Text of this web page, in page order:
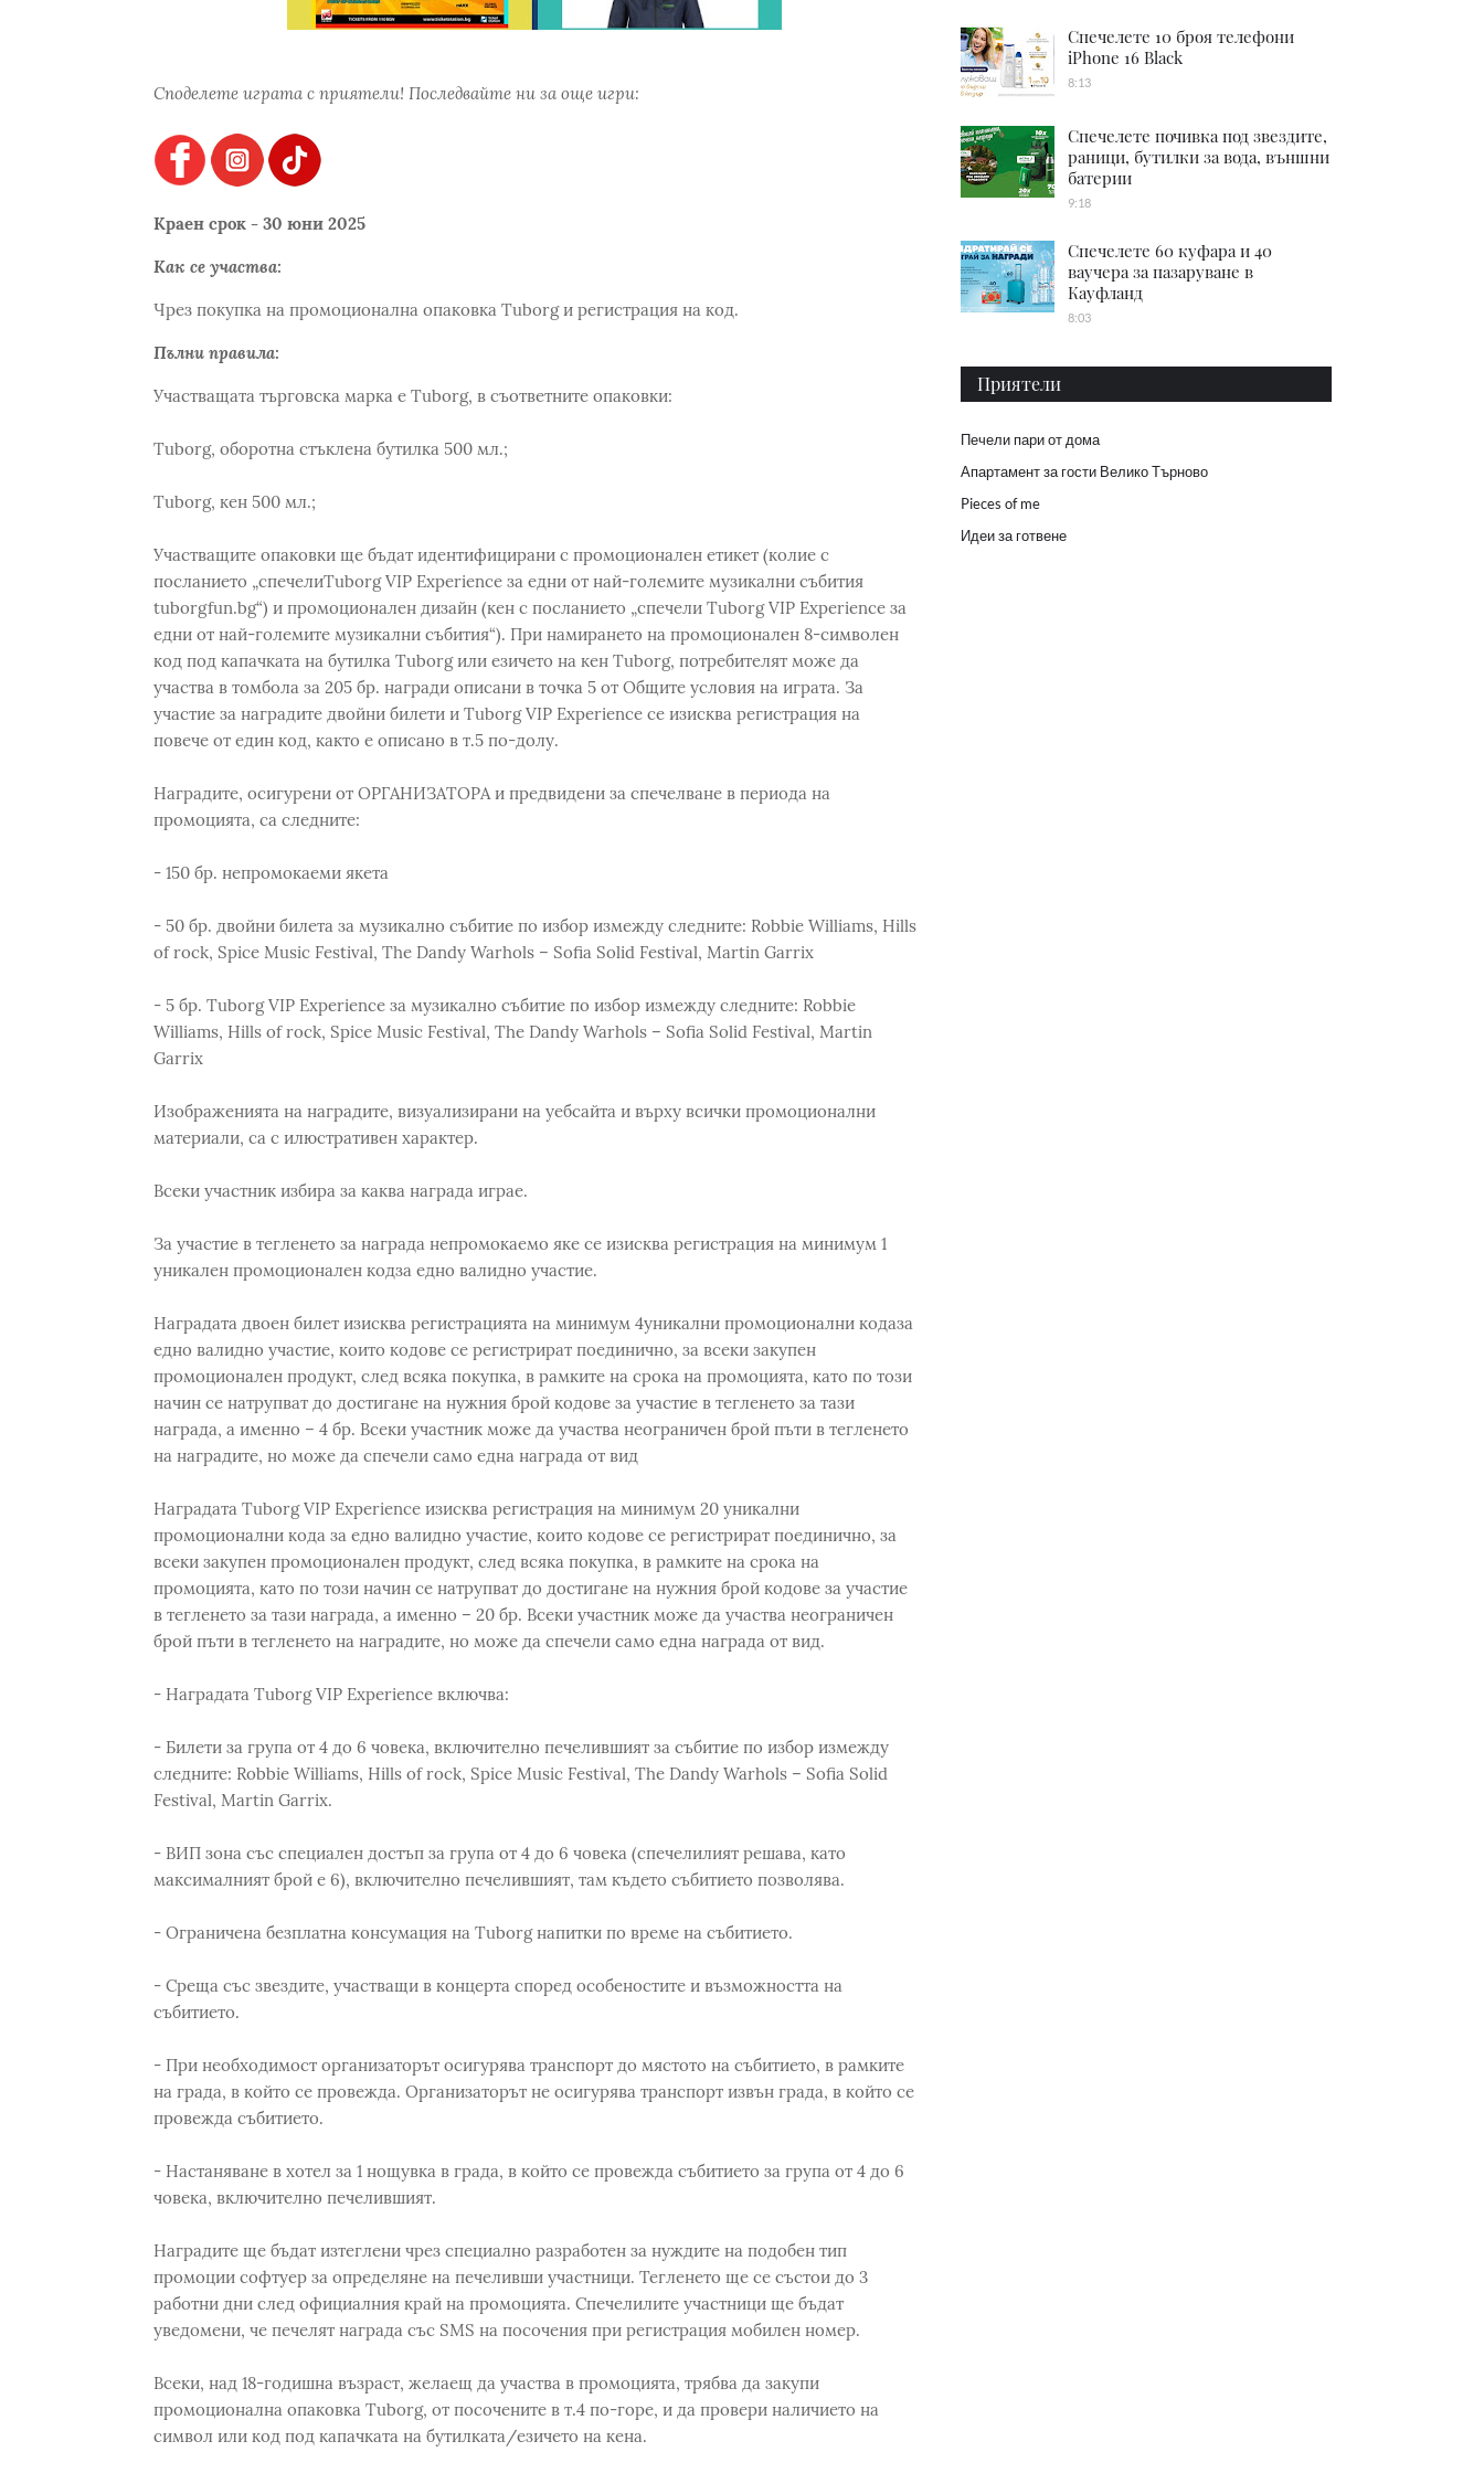
Споделете играта с приятели! Последвайте ни за още игри:
Краен срок - 30 юни 2025
Как се участва:
Чрез покупка на промоционална опаковка Tuborg и регистрация на код.
Пълни правила:
Участващата търговска марка е Tuborg, в съответните опаковки:
Tuborg, оборотна стъклена бутилка 500 мл.;
Tuborg, кен 500 мл.;
Участващите опаковки ще бъдат идентифицирани с промоционален етикет (колие с
посланието „спечелиTuborg VIP Experience за едни от най-големите музикални събития
tuborgfun.bg“) и промоционален дизайн (кен с посланието „спечели Tuborg VIP Experience за
едни от най-големите музикални събития“). При намирането на промоционален 8-символен
код под капачката на бутилка Tuborg или езичето на кен Tuborg, потребителят може да
участва в томбола за 205 бр. награди описани в точка 5 от Общите условия на играта. За
участие за наградите двойни билети и Tuborg VIP Experience се изисква регистрация на
повече от един код, както е описано в т.5 по-долу.
Наградите, осигурени от ОРГАНИЗАТОРА и предвидени за спечелване в периода на
промоцията, са следните:
- 150 бр. непромокаеми якета
- 50 бр. двойни билета за музикално събитие по избор измежду следните: Robbie Williams, Hills
of rock, Spice Music Festival, The Dandy Warhols – Sofia Solid Festival, Martin Garrix
- 5 бр. Tuborg VIP Experience за музикално събитие по избор измежду следните: Robbie
Williams, Hills of rock, Spice Music Festival, The Dandy Warhols – Sofia Solid Festival, Martin
Garrix
Изображенията на наградите, визуализирани на уебсайта и върху всички промоционални
материали, са с илюстративен характер.
Всеки участник избира за каква награда играе.
За участие в тегленето за награда непромокаемо яке се изисква регистрация на минимум 1
уникален промоционален кодза едно валидно участие.
Наградата двоен билет изисква регистрацията на минимум 4уникални промоционални кодаза
едно валидно участие, които кодове се регистрират поединично, за всеки закупен
промоционален продукт, след всяка покупка, в рамките на срока на промоцията, като по този
начин се натрупват до достигане на нужния брой кодове за участие в тегленето за тази
награда, а именно – 4 бр. Всеки участник може да участва неограничен брой пъти в тегленето
на наградите, но може да спечели само една награда от вид
Наградата Tuborg VIP Experience изисква регистрация на минимум 20 уникални
промоционални кода за едно валидно участие, които кодове се регистрират поединично, за
всеки закупен промоционален продукт, след всяка покупка, в рамките на срока на
промоцията, като по този начин се натрупват до достигане на нужния брой кодове за участие
в тегленето за тази награда, а именно – 20 бр. Всеки участник може да участва неограничен
брой пъти в тегленето на наградите, но може да спечели само една награда от вид.
- Наградата Tuborg VIP Experience включва:
- Билети за група от 4 до 6 човека, включително печелившият за събитие по избор измежду
следните: Robbie Williams, Hills of rock, Spice Music Festival, The Dandy Warhols – Sofia Solid
Festival, Martin Garrix.
- ВИП зона със специален достъп за група от 4 до 6 човека (спечелилият решава, като
максималният брой е 6), включително печелившият, там където събитието позволява.
- Ограничена безплатна консумация на Tuborg напитки по време на събитието.
- Среща със звездите, участващи в концерта според особеностите и възможността на
събитието.
- При необходимост организаторът осигурява транспорт до мястото на събитието, в рамките
на града, в който се провежда. Организаторът не осигурява транспорт извън града, в който се
провежда събитието.
- Настаняване в хотел за 1 нощувка в града, в който се провежда събитието за група от 4 до 6
човека, включително печелившият.
Наградите ще бъдат изтеглени чрез специално разработен за нуждите на подобен тип
промоции софтуер за определяне на печеливши участници. Тегленето ще се състои до 3
работни дни след официалния край на промоцията. Спечелилите участници ще бъдат
уведомени, че печелят награда със SMS на посочения при регистрация мобилен номер.
Всеки, над 18-годишна възраст, желаещ да участва в промоцията, трябва да закупи
промоционална опаковка Tuborg, от посочените в т.4 по-горе, и да провери наличието на
символ или код под капачката на бутилката/езичето на кена.
Спечелете 10 броя телефони
iPhone 16 Black
8:13
Спечелете почивка под звездите,
раници, бутилки за вода, външни
батерии
9:18
Спечелете 60 куфара и 40
ваучера за пазаруване в
Кауфланд
8:03
Приятели
Печели пари от дома
Апартамент за гости Велико Търново
Pieces of me
Идеи за готвене